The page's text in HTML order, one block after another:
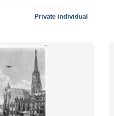
Private individual